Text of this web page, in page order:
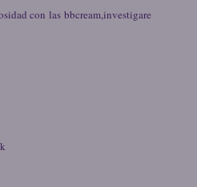
con las bbcream,investigare